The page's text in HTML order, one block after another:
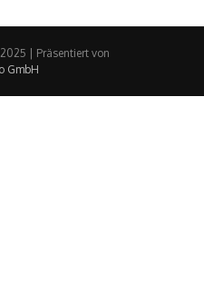
| Präsentiert von
GmbH